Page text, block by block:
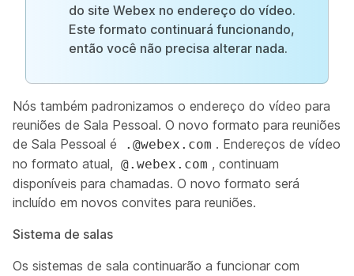
do site Webex no endereço do vídeo.
Este formato continuará funcionando,
então você não precisa alterar nada.
Nós também padronizamos o endereço do vídeo para
reuniões de Sala Pessoal. O novo formato para reuniões
de Sala Pessoal é
.@webex.com . Endereços de vídeo
no formato atual, @.webex.com , continuam
disponíveis para chamadas. O novo formato será
incluído em novos convites para reuniões.
Sistema de salas
Os sistemas de sala continuarão a funcionar com